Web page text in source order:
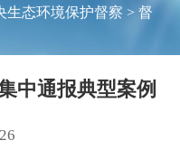
生态环境保护督察 > 督
中通报典型案例